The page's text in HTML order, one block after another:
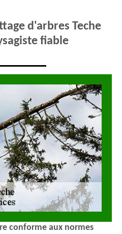
d'arbres Teche
fiable
conforme aux normes